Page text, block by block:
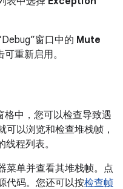
窗口中的 Mute
重新启用。
格中，您可以检查导致遇
以浏览和检查堆栈帧，
程列表。
菜单并查看其堆栈帧。点
代码。您还可以按检查帧